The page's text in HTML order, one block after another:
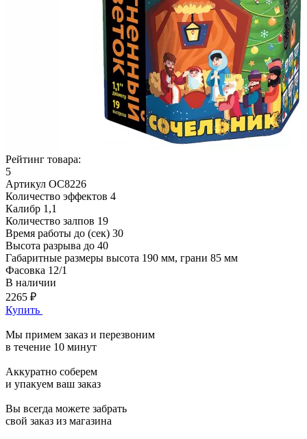
Рейтинг товара:
5
Артикул ОС8226
Количество эффектов 4
Калибр 1,1
Количество залпов 19
Время работы до (сек) 30
Высота разрыва до 40
Габаритные размеры высота 190 мм, грани 85 мм
Фасовка 12/1
В наличии
2265 ₽
Купить
Мы примем заказ и перезвоним
в течение 10 минут
Аккуратно соберем
и упакуем ваш заказ
Вы всегда можете забрать
свой заказ из магазина